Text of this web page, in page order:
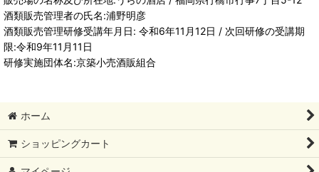
酒類販売管理者の氏名:浦野明彦
酒類販売管理研修受講年月日: 令和6年11月12日 / 次回研修の受講期
限:令和9年11月11日
研修実施団体名:京築小売酒販組合
ホーム
ショッピングカート